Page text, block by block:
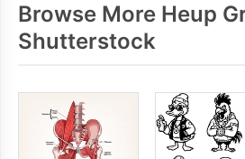
Browse More Heup
Shutterstock